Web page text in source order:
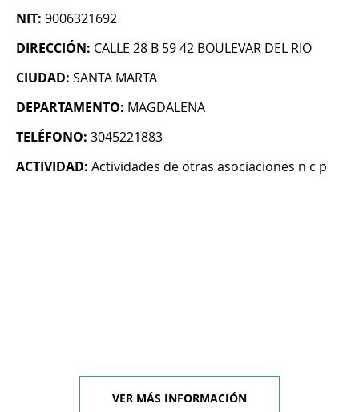
NIT: 9006321692
DIRECCIÓN: CALLE 28 B 59 42 BOULEVAR DEL RIO
CIUDAD: SANTA MARTA
DEPARTAMENTO: MAGDALENA
TELÉFONO: 3045221883
ACTIVIDAD: Actividades de otras asociaciones n c p
VER MÁS INFORMACIÓN